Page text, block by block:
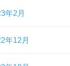
年2月
年12月